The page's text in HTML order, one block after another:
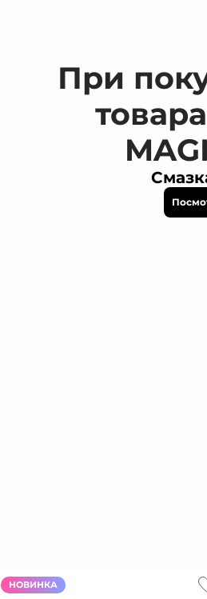
При
НОВИНКА